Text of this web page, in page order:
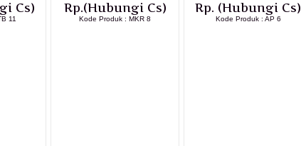
Cs)
11
Rp.(Hubungi Cs)
Kode Produk : MKR 8
Rp. (Hubungi Cs)
Kode Produk : AP 6